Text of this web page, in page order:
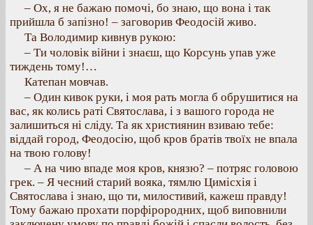
– Ох, я не бажаю помочі, бо знаю, що вона і так
прийшла б запізно! – заговорив Феодосій живо.
Та Володимир кивнув рукою:
– Ти чоловік війни і знаєш, що Корсунь упав уже
тиждень тому!…
Катепан мовчав.
– Один кивок руки, і моя рать могла б обрушитися на
вас, як колись раті Святослава, і з вашого города не
залишиться ні сліду. Та як християнин взиваю тебе:
віддай город, Феодосію, щоб кров братів твоїх не впала
на твою голову!
– А на чию впаде моя кров, князю? – потряс головою
грек. – Я чесний старий вояка, тямлю Цимісхія і
Святослава і знаю, що ти, милостивий, кажеш правду!
Тому бажаю прохати порфірородних, щоб виповнили